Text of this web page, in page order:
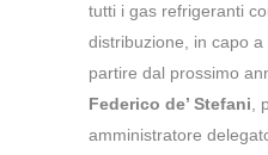
tutti i gas refrigeranti
distribuzione, in capo
partire dal prossimo
Federico de’ Stefani,
amministratore